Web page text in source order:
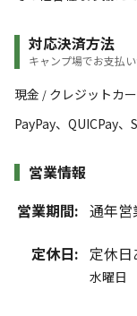
対応決済方法
キャンプ場でお支払
現金 / クレジットカ
PayPay、QUICPay
営業情報
営業期間: 通年営
定休日: 定休日
水曜日